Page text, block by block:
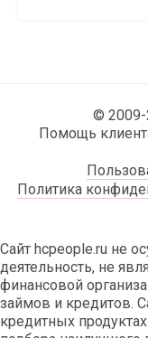
© 2009-
Помощь
Политика
Сайт hcpeople.ru не
деятельность, не
финансовой
займов и кредитов.
кредитных